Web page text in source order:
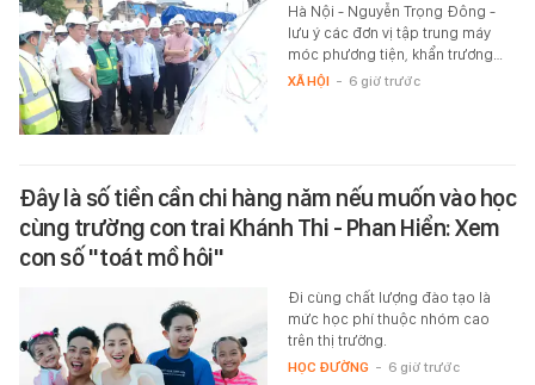
Hà Nội - Nguyễn Trọng Đông -
lưu ý các đơn vị tập trung máy
móc phương tiện, khẩn trương…
XÃ HỘI - 6 giờ trước
Đây là số tiền cần chi hàng năm nếu muốn vào học
cùng trường con trai Khánh Thi - Phan Hiển: Xem
con số "toát mồ hôi"
Đi cùng chất lượng đào tạo là
mức học phí thuộc nhóm cao
trên thị trường.
HỌC ĐƯỜNG - 6 giờ trước